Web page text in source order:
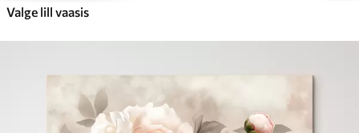
Valge lill vaasis